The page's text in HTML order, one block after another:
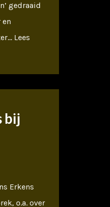
gedraaid
Lees
bij
Erkens
o.a. over